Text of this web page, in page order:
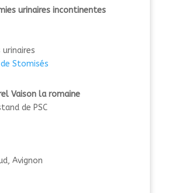
urinaires incontinentes
Stomisés
Vaison la romaine
de PSC
Avignon